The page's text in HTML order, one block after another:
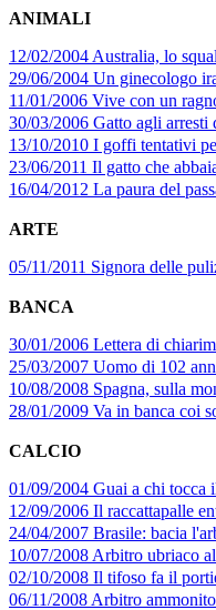
ANIMALI
12/02/2004 Australia, lo
29/06/2004 Un ginecologo
11/01/2006 Vive con un
30/03/2006 Gatto agli arresti
13/10/2010 I goffi tentativi
23/06/2011 Il gatto che
16/04/2012 La paura del
ARTE
05/11/2011 Signora delle
BANCA
30/01/2006 Lettera di
25/03/2007 Uomo di 102
10/08/2008 Spagna, sulla
28/01/2009 Va in banca coi
CALCIO
01/09/2004 Guai a chi tocca
12/09/2006 Il raccattapalle
24/04/2007 Brasile: bacia
10/07/2008 Arbitro ubriaco
02/10/2008 Il tifoso fa il
06/11/2008 Arbitro